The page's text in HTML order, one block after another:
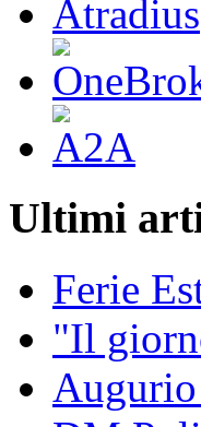
Ultimi
Ferie
"Il
Augurio